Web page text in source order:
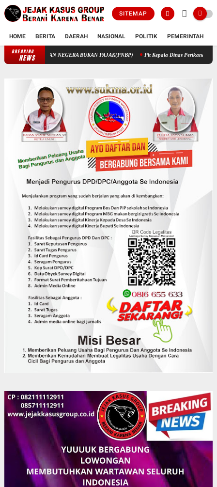
SITEMAP
HOME BERITA DAERAH NASIONAL POLITIK PEMERINTAH
BREAKING
NEWSPENGELOLAAN KEUANGAN STIK MELALUI PENERIMAAN NEGERA